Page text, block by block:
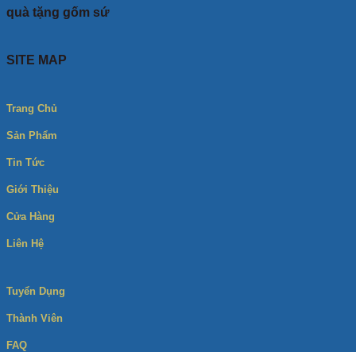
quà tặng gốm sứ
SITE MAP
Trang Chủ
Sản Phẩm
Tin Tức
Giới Thiệu
Cửa Hàng
Liên Hệ
Tuyển Dụng
Thành Viên
FAQ